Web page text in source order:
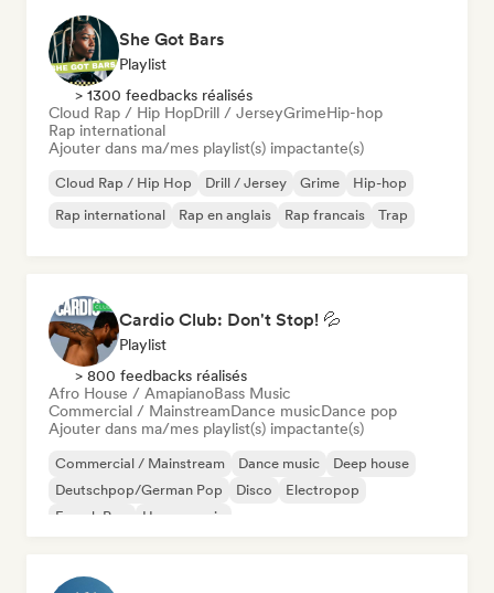
She Got Bars
Playlist
> 1300 feedbacks réalisés
Cloud Rap / Hip HopDrill / JerseyGrimeHip-hop
Rap international
Ajouter dans ma/mes playlist(s) impactante(s)
Cloud Rap / Hip Hop Drill / Jersey Grime
Hip-hop
Rap international
Rap en anglais Rap francais Trap
Cardio Club: Don't Stop! 💦
Playlist
> 800 feedbacks réalisés
Afro House / AmapianoBass Music
Commercial / MainstreamDance musicDance pop
Ajouter dans ma/mes playlist(s) impactante(s)
Commercial / Mainstream Dance music
Deep house
Deutschpop/German Pop
Disco
Electropop
French Pop
House music